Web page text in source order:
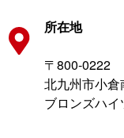
所在地
〒800-0222
北九州市小
ブロンズハイ